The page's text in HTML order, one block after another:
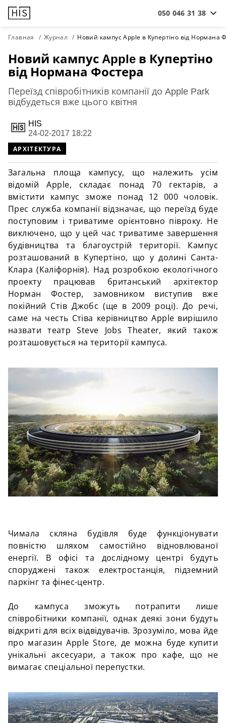
050 046 31 38
Главная Журнал Новий кампус Apple в Купертіно від Нормана
Новий кампус Apple в Купертіно
від Нормана Фостера
Переїзд співробітників компанії до Apple Park
відбудеться вже цього квітня
HIS
24-02-2017 18:22
АРХІТЕКТУРА
Загальна площа кампусу, що належить усім
відомій Apple, складає понад 70 гектарів, а
вмістити кампус зможе понад 12 000 чоловік.
Прес служба компанії відзначає, що переїзд буде
поступовим і триватиме орієнтовно півроку. Не
виключено, що у цей час триватиме завершення
будівництва та благоустрій території. Кампус
розташований в Купертіно, що у долині Санта-
Клара (Каліфорнія). Над розробкою екологічного
проекту працював британський архітектор
Норман Фостер, замовником виступив вже
покійний Стів Джобс (ще в 2009 році). До речі,
саме на честь Стіва керівництво Apple вирішило
назвати театр Steve Jobs Theater, який також
розташовується на території кампуса.
Чимала скляна будівля буде функціонувати
повністю шляхом самостійно відновлюваної
енергії. В офісі та дослідному центрі будуть
споруджені також електростанція, підземний
паркінг та фінес-центр.
До кампуса зможуть потрапити лише
співробітники компанії, однак деякі зони будуть
відкриті для всіх відвідувачів. Зрозуміло, мова йде
про магазин Apple Store, де можна буде купити
унікальні аксесуари, а також про кафе, що не
вимагає спеціальної перепустки.